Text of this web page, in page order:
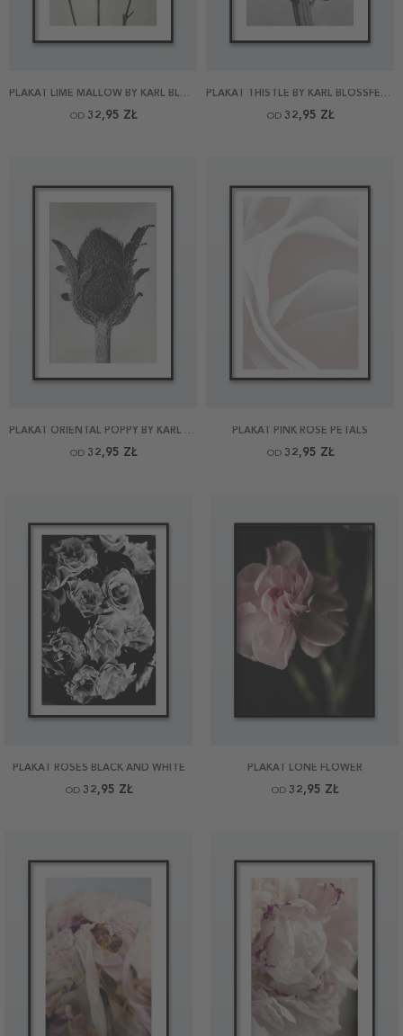
PLAKAT LIME MALLOW BY KARL BLOSSFELDT
OD 32,95 ZŁ
PLAKAT THISTLE BY KARL BLOSSFELDT
OD 32,95 ZŁ
PLAKAT ORIENTAL POPPY BY KARL BLOSSFELDT
OD 32,95 ZŁ
PLAKAT PINK ROSE PETALS
OD 32,95 ZŁ
PLAKAT ROSES BLACK AND WHITE
OD 32,95 ZŁ
PLAKAT LONE FLOWER
OD 32,95 ZŁ